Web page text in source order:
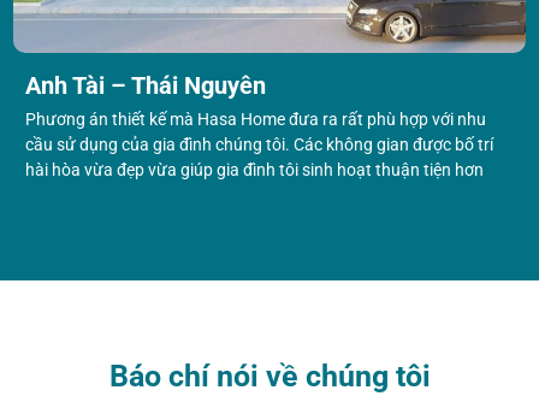
Anh Tài – Thái Nguyên
Phương án thiết kế mà Hasa Home đưa ra rất phù hợp với nhu
cầu sử dụng của gia đình chúng tôi. Các không gian được bố trí
hài hòa vừa đẹp vừa giúp gia đình tôi sinh hoạt thuận tiện hơn
Báo chí nói về chúng tôi